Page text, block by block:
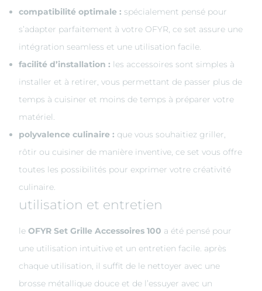
compatibilité optimale : spécialement pensé pour
s’adapter parfaitement à votre OFYR, ce set assure une
intégration seamless et une utilisation facile.
facilité d’installation : les accessoires sont simples à
installer et à retirer, vous permettant de passer plus de
temps à cuisiner et moins de temps à préparer votre
matériel.
polyvalence culinaire : que vous souhaitiez griller,
rôtir ou cuisiner de manière inventive, ce set vous offre
toutes les possibilités pour exprimer votre créativité
culinaire.
utilisation et entretien
leOFYR Set Grille Accessoires 100 a été pensé pour
une utilisation intuitive et un entretien facile. après
chaque utilisation, il suffit de le nettoyer avec une
brosse métallique douce et de l’essuyer avec un